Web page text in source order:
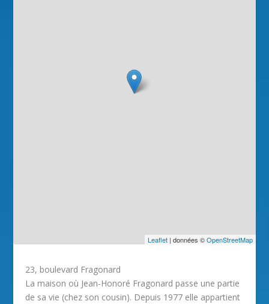
Leaflet| données ©OpenStreetMap
23, boulevard Fragonard
La maison où Jean-Honoré Fragonard passe une partie
de sa vie (chez son cousin). Depuis 1977 elle appartient